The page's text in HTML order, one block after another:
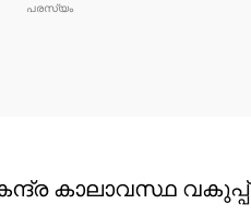
കാലാവസ്ഥ വകുപ്പ്